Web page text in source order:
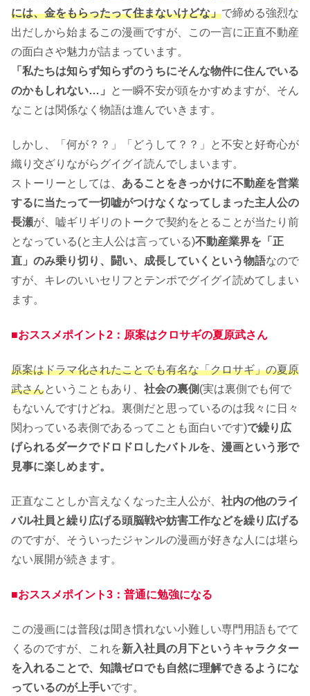
には、金をもらったって住まないけどな」で締める強烈な
出だしから始まるこの漫画ですが、この一言に正直不動産
の面白さや魅力が詰まっています。
「私たちは知らず知らずのうちにそんな物件に住んでいる
のかもしれない…」
と一瞬不安が頭をかすめますが、そん
なことは関係なく物語は進んでいきます。
しかし、「何が？？」「どうして？？」と不安と好奇心が
織り交ざりながらグイグイ読んでしまいます。
ストーリーとしては、 あることをきっかけに不動産を営業
するに当たって一切嘘がつけなくなってしまった主人公の
長瀬が、嘘ギリギリのトークで契約をとることが当たり前
となっている(と主人公は言っている)不動産業界を「正
直」のみ乗り切り、闘い、成長していくという物語なので
すが、キレのいいセリフとテンポでグイグイ読めてしまい
ます。
■おススメポイント2：原案はクロサギの夏原武さん
原案はドラマ化されたことでも有名な「クロサギ」の夏原
武さんということもあり、 社会の裏側 (実は裏側でも何で
もないんですけどね。裏側だと思っているのは我々に日々
関わっている表側であるってことも面白いです)で繰り広
げられるダークでドロドロしたバトルを、漫画という形で
見事に楽しめます。
正直なことしか言えなくなった主人公が、 社内の他のライ
バル社員と繰り広げる頭脳戦や妨害工作などを繰り広げる
のですが、そういったジャンルの漫画が好きな人には堪ら
ない展開が続きます。
■おススメポイント3：普通に勉強になる
この漫画には普段は聞き慣れない小難しい専門用語もでて
くるのですが、これを新入社員の月下というキャラクター
を入れることで、知識ゼロでも自然に理解できるようにな
っているのが上手いです。